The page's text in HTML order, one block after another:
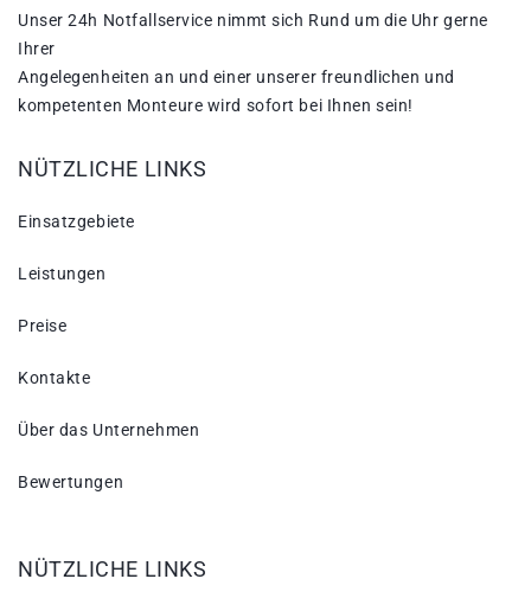
Unser 24h Notfallservice nimmt sich Rund um die Uhr gerne
Ihrer
Angelegenheiten an und einer unserer freundlichen und
kompetenten Monteure wird sofort bei Ihnen sein!
NÜTZLICHE LINKS
Einsatzgebiete
Leistungen
Preise
Kontakte
Über das Unternehmen
Bewertungen
NÜTZLICHE LINKS